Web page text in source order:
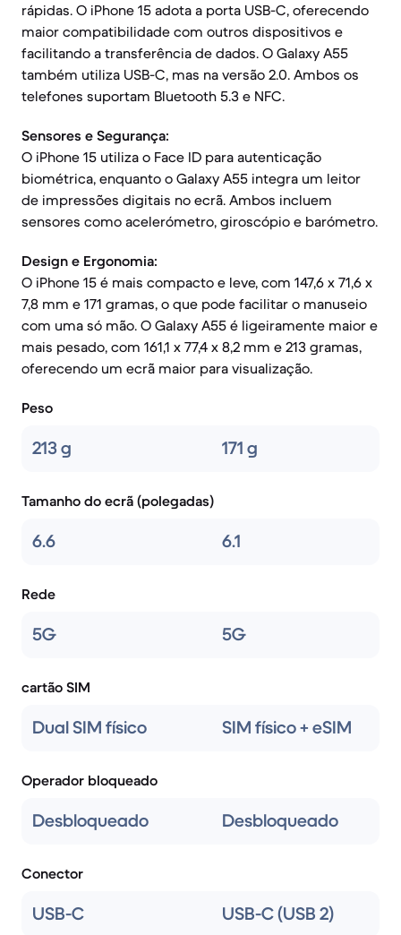
rápidas. O iPhone 15 adota a porta USB-C, oferecendo
maior compatibilidade com outros dispositivos e
facilitando a transferência de dados. O Galaxy A55
também utiliza USB-C, mas na versão 2.0. Ambos os
telefones suportam Bluetooth 5.3 e NFC.
Sensores e Segurança:
O iPhone 15 utiliza o Face ID para autenticação
biométrica, enquanto o Galaxy A55 integra um leitor
de impressões digitais no ecrã. Ambos incluem
sensores como acelerómetro, giroscópio e barómetro.
Design e Ergonomia:
O iPhone 15 é mais compacto e leve, com 147,6 x 71,6 x
7,8 mm e 171 gramas, o que pode facilitar o manuseio
com uma só mão. O Galaxy A55 é ligeiramente maior e
mais pesado, com 161,1 x 77,4 x 8,2 mm e 213 gramas,
oferecendo um ecrã maior para visualização.
Peso
213 g 171 g
Tamanho do ecrã (polegadas)
6.6 6.1
Rede
5G 5G
cartão SIM
Dual SIM físico SIM físico + eSIM
Operador bloqueado
Desbloqueado Desbloqueado
Conector
USB-C USB-C (USB 2)